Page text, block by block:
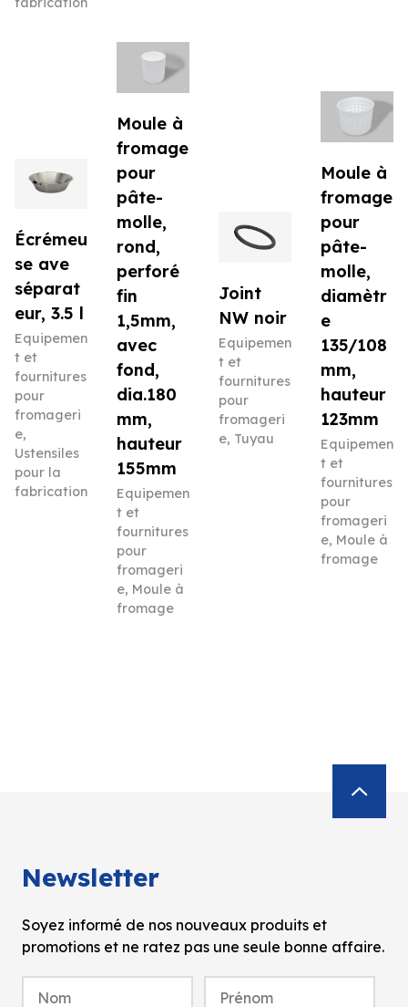
Écrémeu
se ave
séparat
eur, 3.5 l
Equipemen
t et
fournitures
pour
fromageri
e,
Ustensiles
pour la
fabrication
Moule à
fromage
pour
pâte-
molle,
rond,
perforé
fin
1,5mm,
avec
fond,
dia.180
mm,
hauteur
155mm
Equipemen
t et
fournitures
pour
fromageri
e, Moule à
fromage
Joint
NW noir
Equipemen
t et
fournitures
pour
fromageri
e, Tuyau
Moule à
fromage
pour
pâte-
molle,
diamètr
e
135/108
mm,
hauteur
123mm
Equipemen
t et
fournitures
pour
fromageri
e, Moule à
fromage
Newsletter
Soyez informé de nos nouveaux produits et
promotions et ne ratez pas une seule bonne affaire.